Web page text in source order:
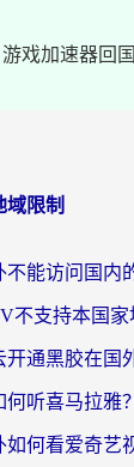
游戏加速器回国
域限制